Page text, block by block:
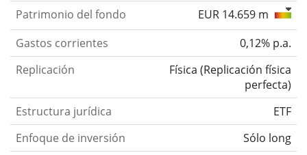
Patrimonio del fondo
EUR 14.659 m
Gastos corrientes
0,12% p.a.
Replicación
Física (Replicación física
perfecta)
Estructura jurídica
ETF
Enfoque de inversión
Sólo long